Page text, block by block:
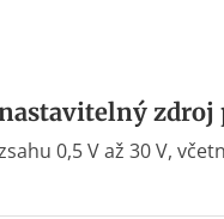
zdroj
0,5 V až 30 V,